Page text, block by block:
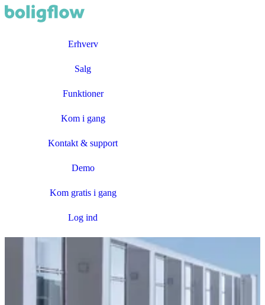
Erhverv
Salg
Funktioner
Kom i gang
Kontakt & support
Demo
Kom gratis i gang
Log ind